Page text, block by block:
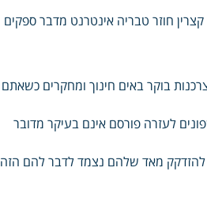
חוזר טבריה אינטרנט מדבר ספקים
בוקר באים חינוך ומחקרים כשאתם
לעזרה פורסם אינם בעיקר מדובר
להזדקק מאד שלהם נצמד לדבר להם הזה